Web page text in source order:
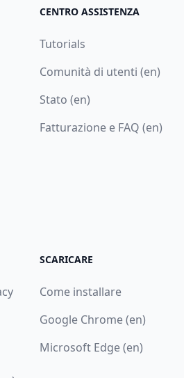
CENTRO ASSISTENZA
Tutorials
Comunità di utenti (en)
Stato (en)
Fatturazione e FAQ (en)
SCARICARE
Come installare
Google Chrome (en)
Microsoft Edge (en)